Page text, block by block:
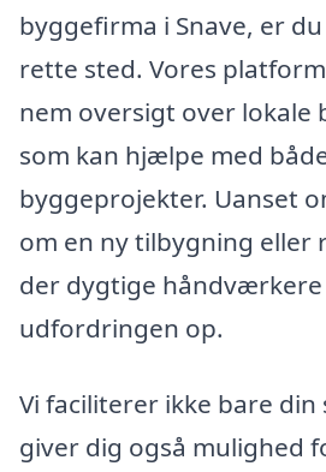
byggefirma i Snave, er
rette sted. Vores
nem oversigt over lokale
som kan hjælpe med
byggeprojekter. Uanset
om en ny tilbygning eller
der dygtige
udfordringen op.
Vi faciliterer ikke bare
giver dig også mulighed